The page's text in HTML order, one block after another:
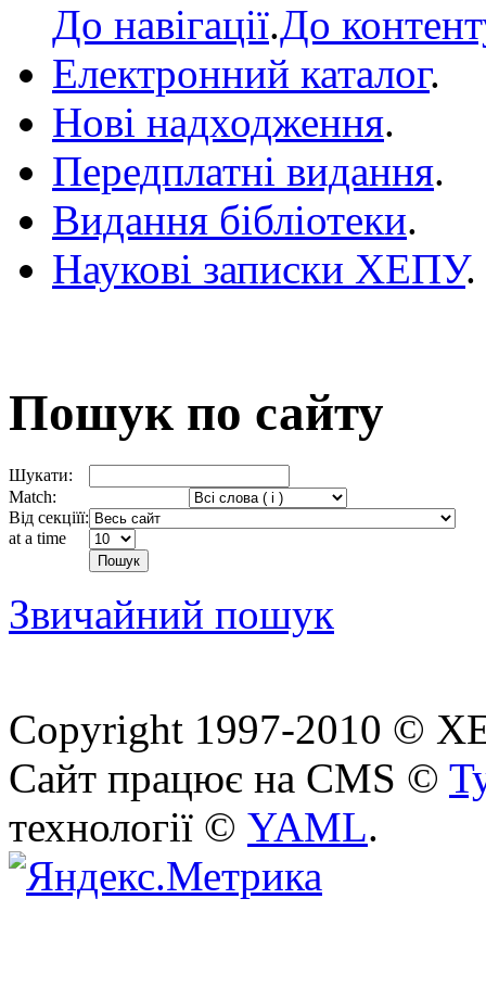
До навігації.До
Електронний каталог.
Нові надходження.
Передплатні видання.
Видання бібліотеки.
Наукові записки ХЕПУ.
Пошук по сайту
Шукати:
Match:
Від секціїї:
at a time
Звичайний пошук
Copyright 1997-2010 ©
Сайт працює на CMS ©
технології © YAML.